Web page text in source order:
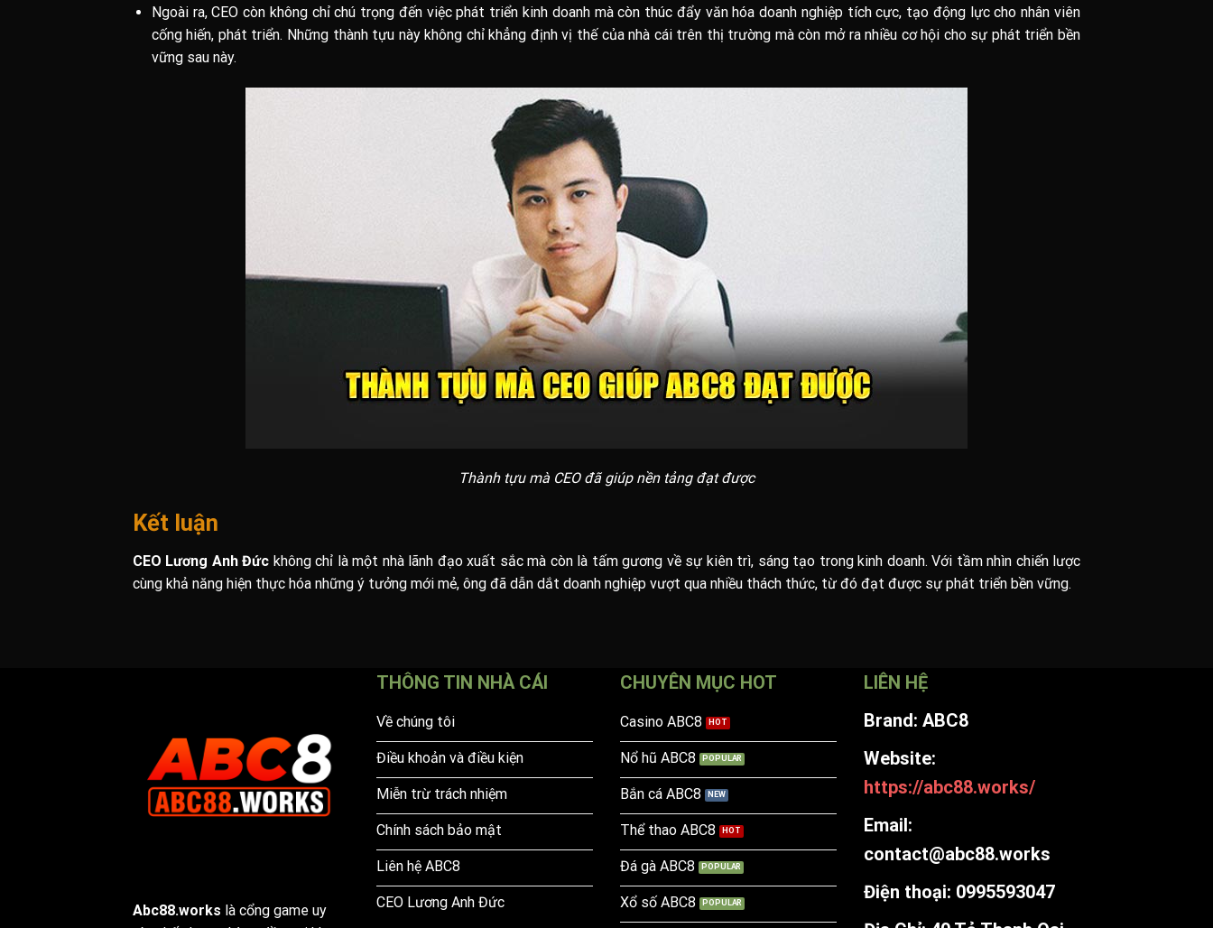
Ngoài ra, CEO còn không chỉ chú trọng đến việc phát triển kinh doanh mà còn thúc đẩy văn hóa doanh nghiệp tích cực, tạo động lực cho nhân viên
cống hiến, phát triển. Những thành tựu này không chỉ khẳng định vị thế của nhà cái trên thị trường mà còn mở ra nhiều cơ hội cho sự phát triển bền
vững sau này.
Thành tựu mà CEO đã giúp nền tảng đạt được
Kết luận
CEO Lương Anh Đức không chỉ là một nhà lãnh đạo xuất sắc mà còn là tấm gương về sự kiên trì, sáng tạo trong kinh doanh. Với tầm nhìn chiến lược
cùng khả năng hiện thực hóa những ý tưởng mới mẻ, ông đã dẫn dắt doanh nghiệp vượt qua nhiều thách thức, từ đó đạt được sự phát triển bền vững.
Abc88.works là cổng game uy
THÔNG TIN NHÀ CÁI
Về chúng tôi
Điều khoản và điều kiện
Miễn trừ trách nhiệm
Chính sách bảo mật
Liên hệ ABC8
CEO Lương Anh Đức
CHUYÊN MỤC HOT
Casino ABC8
Nổ hũ ABC8
Bắn cá ABC8
Thể thao ABC8
Đá gà ABC8
Xổ số ABC8
LIÊN HỆ
Brand: ABC8
Website:
https://abc88.works/
Email:
contact@abc88.works
Điện thoại: 0995593047